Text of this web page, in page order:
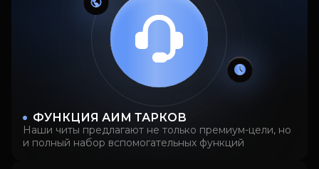
ФУНКЦИЯ АИМ ТАРКОВ
Наши читы предлагают не только премиум-цели, но
и полный набор вспомогательных функций